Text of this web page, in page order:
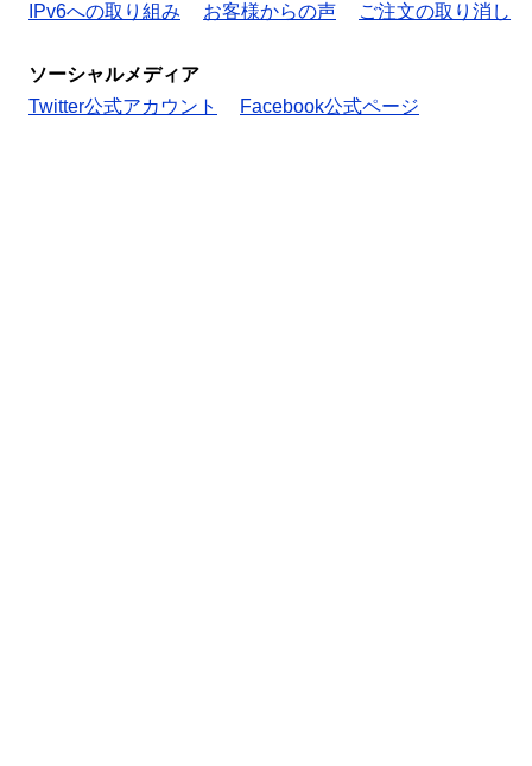
IPv6への取り組み
お客様からの声 ご注文の取り消し
ソーシャルメディア
Twitter公式アカウント
Facebook公式ページ